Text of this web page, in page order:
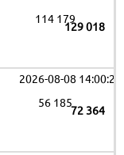
129 018
114 179
2026-08-08 14:00:29
72 364
56 185